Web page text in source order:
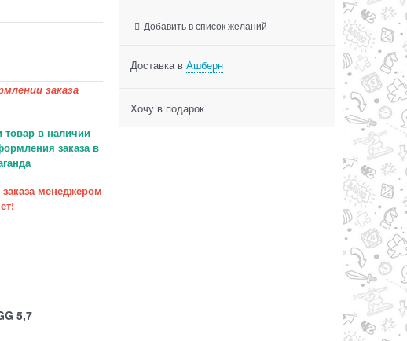
заказа
в наличии
заказа в
менеджером
5,7
Добавить в список желаний
Доставка в Ашберн
Хочу в подарок